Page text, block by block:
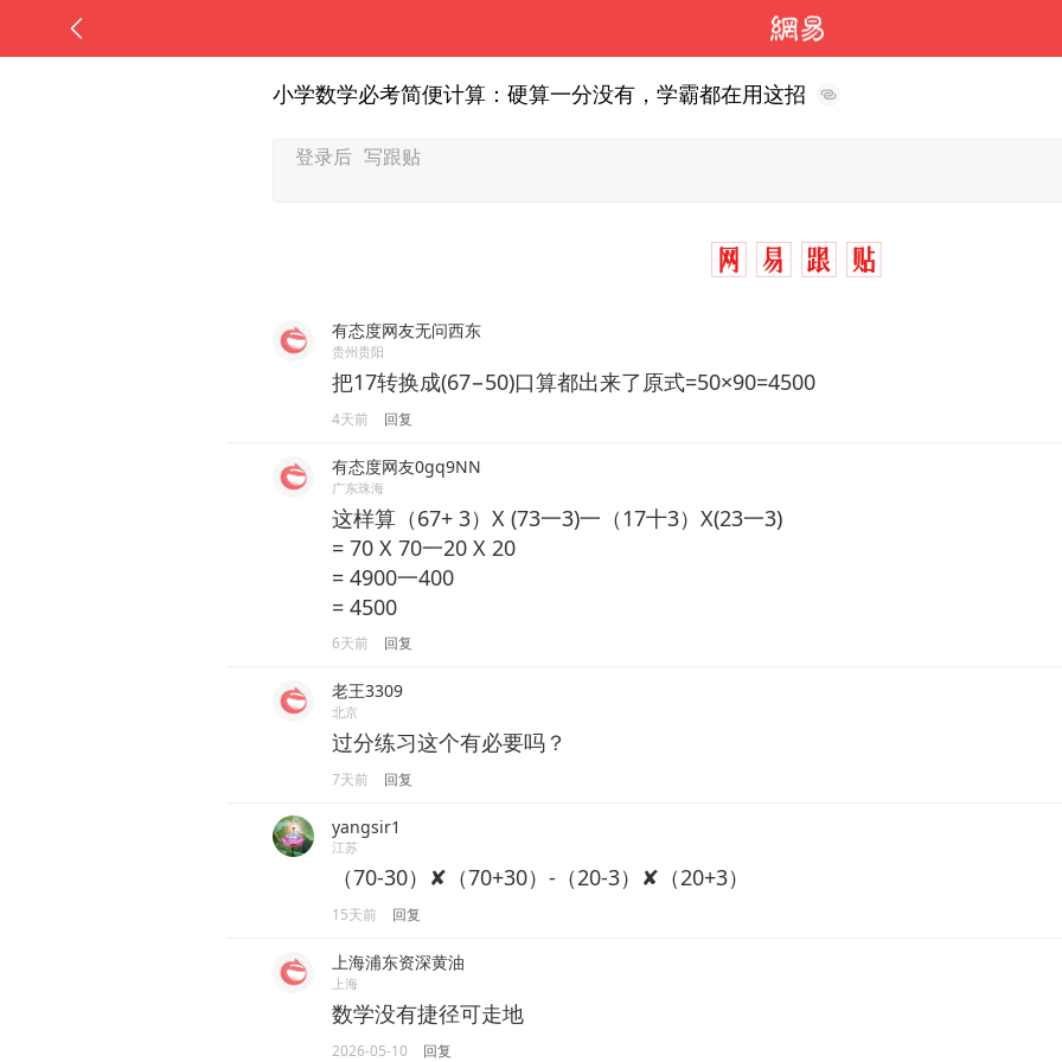
小学数学必考简便计算：硬算一分没有，学霸都在用这招
有态度网友无问西东
贵州贵阳
把17转换成(67−50)口算都出来了原式=50×90=4500
4天前 回复
有态度网友0gq9NN
广东珠海
这样算（67+ 3）X (73一3)一（17十3）X(23一3)
= 70 X 70一20 X 20
= 4900一400
= 4500
6天前 回复
老王3309
北京
过分练习这个有必要吗？
7天前 回复
yangsir1
江苏
（70-30）✘（70+30）-（20-3）✘（20+3）
15天前 回复
上海浦东资深黄油
上海
数学没有捷径可走地
2026-05-10 回复